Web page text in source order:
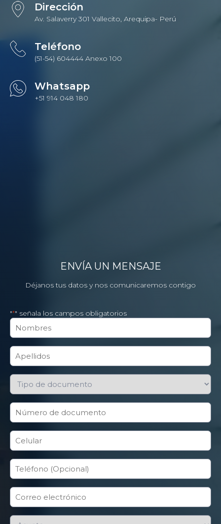
Dirección
Av. Salaverry 301 Vallecito, Arequipa- Perú
Teléfono
(51-54) 604444 Anexo 100
Whatsapp
+51 914 048 180
ENVÍA UN MENSAJE
Déjanos tus datos y nos comunicaremos contigo
"*" señala los campos obligatorios
Nombres
Apellidos
Tipo
de
documento
*
Número
de
documento
*
Celular
Teléfono
Correo
electrónico
*
Asunto